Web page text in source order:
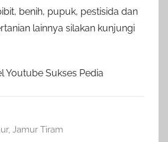
benih, pupuk, pestisida dan
lainnya silakan kunjungi
Youtube Sukses Pedia
, Jamur Tiram